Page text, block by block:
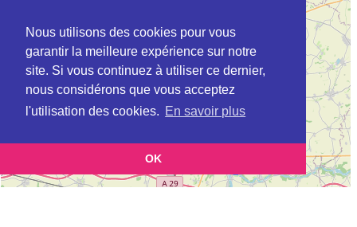
Nous utilisons des cookies pour vous
garantir la meilleure expérience sur notre
site. Si vous continuez à utiliser ce dernier,
nous considérons que vous acceptez
l'utilisation des cookies. En savoir plus
OK